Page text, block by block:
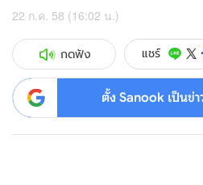
22 ก.ค. 58 (16:02 น.)
กดฟัง แชร์
ตั้ง Sanook เป็นข่